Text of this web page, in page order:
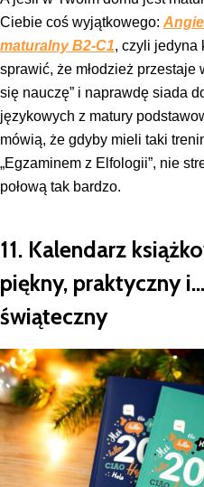
Ciebie coś wyjątkowego:
maturalny B2-C1, czyli jedyna
sprawić, że młodzież przestaje
się nauczę” i naprawdę siada
językowych z matury
mówią, że gdyby mieli taki
„Egzaminem z Elfologii”, nie
połową tak bardzo.
11. Kalendarz
piękny, praktyczny
świąteczny